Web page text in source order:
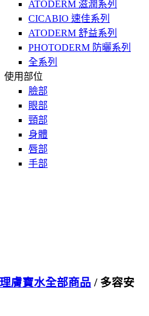
ATODERM 滋潤系列
CICABIO 速佳系列
ATODERM 舒益系列
PHOTODERM 防曬系列
全系列
使用部位
臉部
眼部
頸部
身體
唇部
手部
膚寶水全部商品 / 多容安